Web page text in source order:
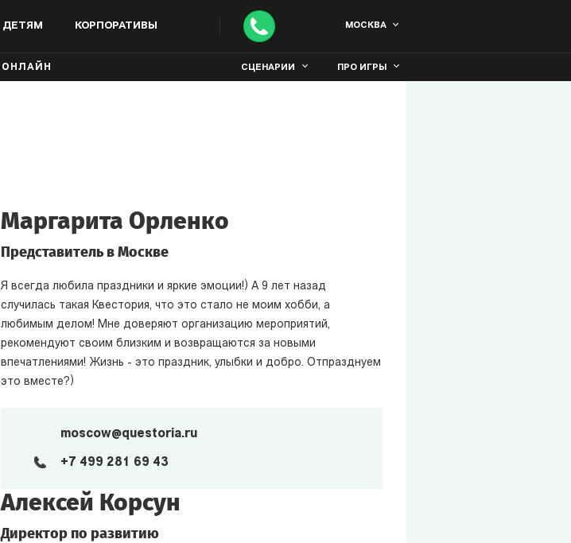
ДЕТЯМ КОРПОРАТИВЫ МОСКВА
ОНЛАЙН СЦЕНАРИИ ПРО ИГРЫ
Маргарита Орленко
Представитель в Москве
Я всегда любила праздники и яркие эмоции!) А 9 лет назад
случилась такая Квестория, что это стало не моим хобби, а
любимым делом! Мне доверяют организацию мероприятий,
рекомендуют своим близким и возвращаются за новыми
впечатлениями! Жизнь - это праздник, улыбки и добро. Отпразднуем
это вместе?)
moscow@questoria.ru
+7 499 281 69 43
Алексей Корсун
Директор по развитию